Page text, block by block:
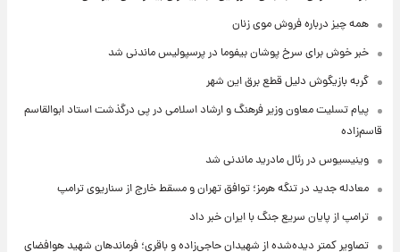
همه چیز درباره فروش موی زنان
خبر خوش برای سرخ پوشان بیفوما در پرسپولیس ماندنی شد
گربه بازیگوش دلیل قطع برق این شهر
پیام تسلیت معاون وزیر فرهنگ و ارشاد اسلامی در پی درگذشت استاد ابوالقاسم
قاسم‌زاده
وینیسیوس در رئال مادرید ماندنی شد
معادله جدید در تنگه هرمز؛ توافق تهران و مسقط خارج از سناریوی ترامپ
ترامپ از پایان سریع جنگ با ایران خبر داد
تصاویر کمتر دیده‌شده از شهیدان حاجی‌زاده و باقری؛ فرماندهان شهید هوافضای